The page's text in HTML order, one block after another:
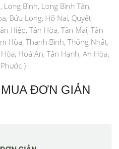
Long Bình, Long Bình Tân,
Bửu Long, Hố Nai, Quyết
Hiệp, Tân Hòa, Tân Mai, Tân
Hòa, Thanh Bình, Thống Nhất,
Hoá An, Tân Hạnh, An Hòa,
)
ĐƠN GIẢN